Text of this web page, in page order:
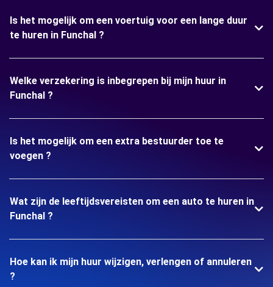
Is het mogelijk om een voertuig voor een lange duur
te huren in Funchal ?
Welke verzekering is inbegrepen bij mijn huur in
Funchal ?
Is het mogelijk om een extra bestuurder toe te
voegen ?
Wat zijn de leeftijdsvereisten om een auto te huren in
Funchal ?
Hoe kan ik mijn huur wijzigen, verlengen of annuleren
?